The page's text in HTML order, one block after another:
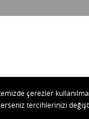
8 İVEDİK OSB
çerezler
tercihlerinizi